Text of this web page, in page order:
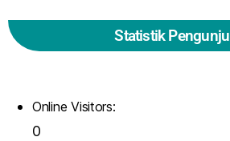
Statistik
Online Visitors:
0